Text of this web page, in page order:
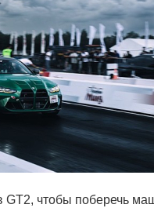
чтобы поберечь